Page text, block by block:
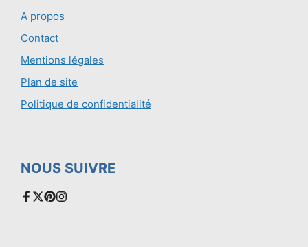
A propos
Contact
Mentions légales
Plan de site
Politique de confidentialité
NOUS SUIVRE